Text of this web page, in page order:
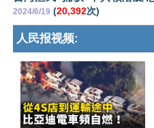
2024/6/19 (20,392次)
人民报视频: